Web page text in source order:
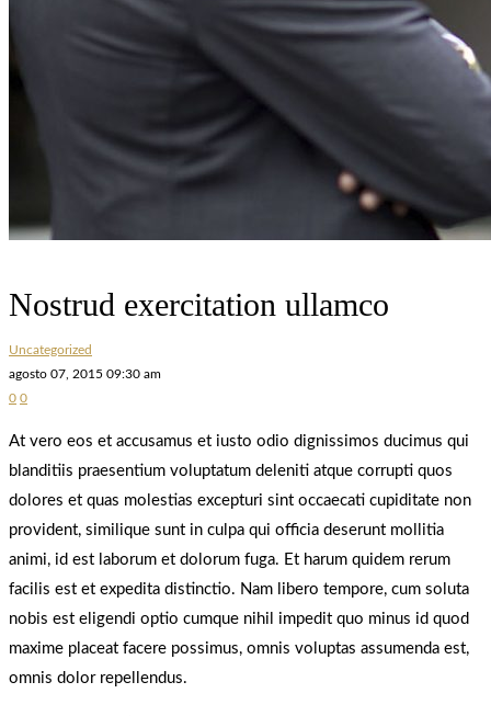
Nostrud exercitation ullamco
Uncategorized
agosto 07, 2015 09:30 am
0 0
At vero eos et accusamus et iusto odio dignissimos ducimus qui
blanditiis praesentium voluptatum deleniti atque corrupti quos
dolores et quas molestias excepturi sint occaecati cupiditate non
provident, similique sunt in culpa qui officia deserunt mollitia
animi, id est laborum et dolorum fuga. Et harum quidem rerum
facilis est et expedita distinctio. Nam libero tempore, cum soluta
nobis est eligendi optio cumque nihil impedit quo minus id quod
maxime placeat facere possimus, omnis voluptas assumenda est,
omnis dolor repellendus.